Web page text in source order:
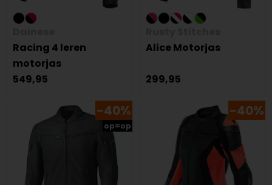
Racing 4 leren
motorjas
549,95
Alice Motorjas
299,95
-40%
op=op
-40%